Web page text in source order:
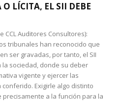
LÍCITA, EL SII DEBE
CCL Auditores Consultores):
tribunales han reconocido que
ser gravadas, por tanto, el SII
la sociedad, donde su deber
vigente y ejercer las
Exigirle algo distinto
a la función para la